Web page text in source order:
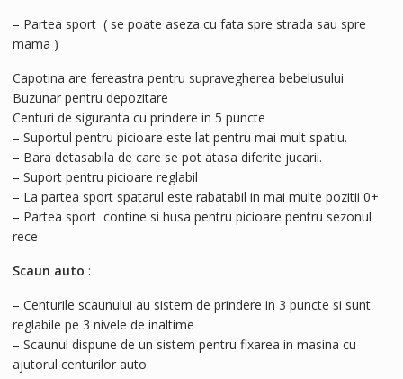
– Partea sport ( se poate aseza cu fata spre strada sau spre
mama )
Capotina are fereastra pentru supravegherea bebelusului
Buzunar pentru depozitare
Centuri de siguranta cu prindere in 5 puncte
– Suportul pentru picioare este lat pentru mai mult spatiu.
– Bara detasabila de care se pot atasa diferite jucarii.
– Suport pentru picioare reglabil
– La partea sport spatarul este rabatabil in mai multe pozitii 0+
– Partea sport contine si husa pentru picioare pentru sezonul
rece
Scaun auto :
– Centurile scaunului au sistem de prindere in 3 puncte si sunt
reglabile pe 3 nivele de inaltime
– Scaunul dispune de un sistem pentru fixarea in masina cu
ajutorul centurilor auto